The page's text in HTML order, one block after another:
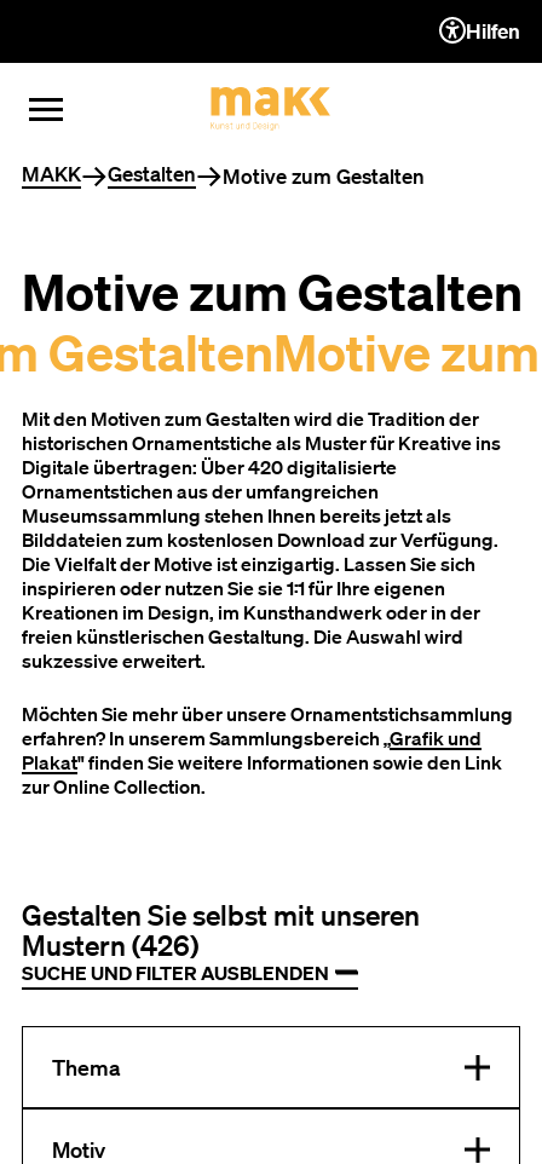
ZUM INHALT (ACCESSKEY 1)
ZUR NAVIGATION
ZUM FOOTER (ACCESSKEY 3)
MENÜ ÖFFNEN
MENÜ SCHLIESSEN
Hilfen
Sie befinden sich hier
MAKK Gestalten Motive zum Gestalten
Motive zum Gestalten
GestaltenMotive
Mit den Motiven zum Gestalten wird die Tradition der
historischen Ornamentstiche als Muster für Kreative ins
Digitale übertragen: Über 420 digitalisierte
Ornamentstichen aus der umfangreichen
Museumssammlung stehen Ihnen bereits jetzt als
Bilddateien zum kostenlosen Download zur Verfügung.
Die Vielfalt der Motive ist einzigartig. Lassen Sie sich
inspirieren oder nutzen Sie sie 1:1 für Ihre eigenen
Kreationen im Design, im Kunsthandwerk oder in der
freien künstlerischen Gestaltung. Die Auswahl wird
sukzessive erweitert.
Möchten Sie mehr über unsere Ornamentstichsammlung
erfahren? In unserem Sammlungsbereich „Grafik und
Plakat" finden Sie weitere Informationen sowie den Link
zur Online Collection.
Gestalten Sie selbst mit unseren
Mustern (426)
SUCHE UND FILTER AUSBLENDEN
Thema
Motiv